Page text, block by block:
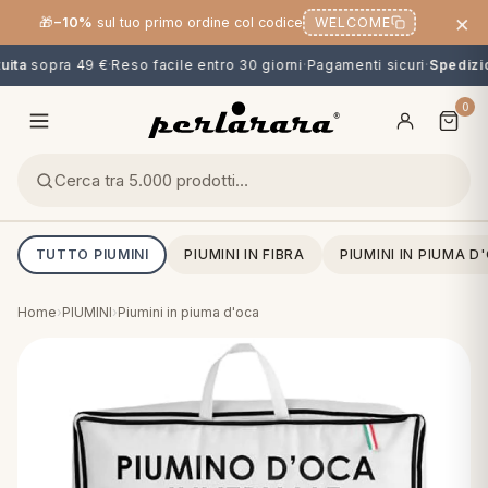
🎁−10% sul tuo primo ordine col codice WELCOME ×
sopra 49 € ·Reso facile entro 30 giorni·Pagamenti sicuri·
0
TUTTO PIUMINI PIUMINI IN FIBRA PIUMINI IN PIUMA
& CUSCINI
CALCIO & CARTOONS
Home›PIUMINI›Piumini in piuma d'oca